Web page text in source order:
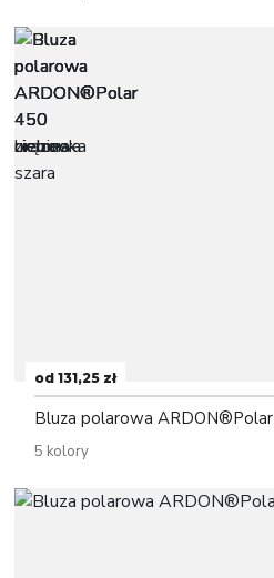
od 131,25 zł
Bluza polarowa ARDON®Polar
5 kolory